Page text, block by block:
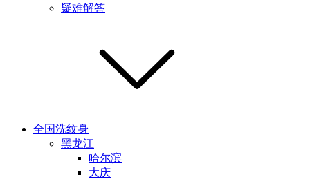
疑难解答
全国洗纹身
黑龙江
哈尔滨
大庆